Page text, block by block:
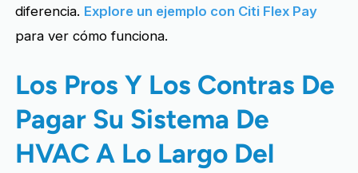
diferencia. Explore un ejemplo con Citi Flex Pay
para ver cómo funciona.
Los Pros Y Los Contras De
Pagar Su Sistema De
HVAC A Lo Largo Del